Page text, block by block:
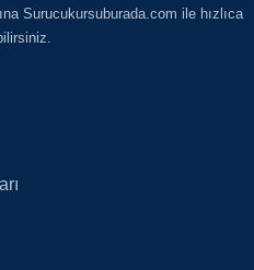
Surucukursuburada.com ile hızlıca